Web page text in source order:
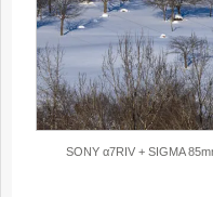
SONY α7RIV + SIGMA